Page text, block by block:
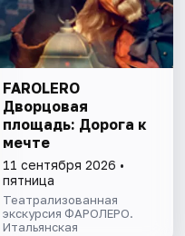
FAROLERO
Дворцовая
площадь: Дорога к
мечте
11 сентября 2026 •
пятница
Театрализованная
экскурсия ФАРОЛЕРО.
Итальянская